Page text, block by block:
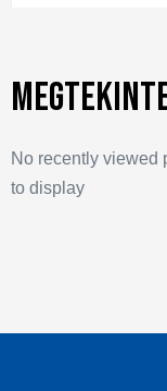
No recently viewed
to display